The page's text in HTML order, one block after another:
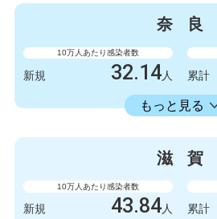
132人 新規
奈 良
10万人あたり感染者数
新規 32.14 人 累計
もっと見る
16582.30人
426人 新規
219788
滋 賀
10万人あたり感染者数
新規 43.84人 累計